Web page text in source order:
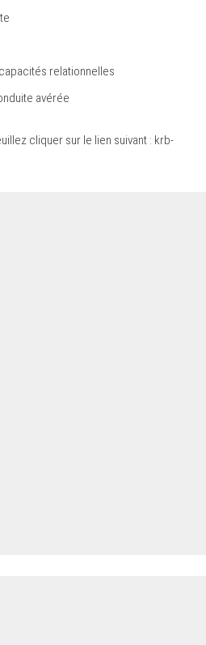
relationnelles
avérée
cliquer sur le lien suivant : krb-